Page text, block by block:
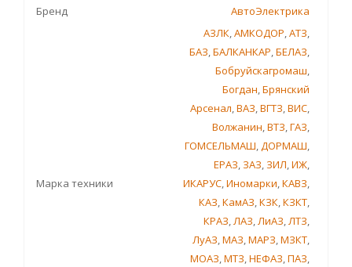
Бренд
АвтоЭлектрика
Марка техники
АЗЛК,АМКОДОР,АТЗ,
БАЗ,БАЛКАНКАР,БЕЛАЗ,
Бобруйскагромаш,
Богдан,Брянский
Арсенал,ВАЗ,ВГТЗ,ВИС,
Волжанин,ВТЗ,ГАЗ,
ГОМСЕЛЬМАШ,ДОРМАШ,
ЕРАЗ, ЗАЗ, ЗИЛ,ИЖ,
ИКАРУС,Иномарки,КАВЗ,
КАЗ,КамАЗ,КЗК,КЗКТ,
КРАЗ,ЛАЗ,ЛиАЗ,ЛТЗ,
ЛуАЗ,МАЗ,МАРЗ,МЗКТ,
МОАЗ,МТЗ,НЕФАЗ,ПАЗ,